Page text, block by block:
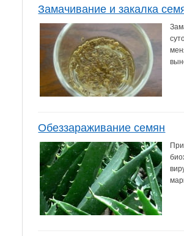
Замачивание и закалка
Обеззараживание семян